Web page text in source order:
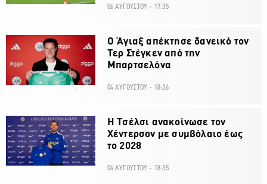
06 ΑΥΓΟΥΣΤΟΥ - 17:35
Ο Άγιαξ απέκτησε δανεικό τον
Τερ Στέγκεν από την
Μπαρτσελόνα
04 ΑΥΓΟΥΣΤΟΥ - 18:36
H Τσέλσι ανακοίνωσε τον
Χέντερσον με συμβόλαιο έως
το 2028
04 ΑΥΓΟΥΣΤΟΥ - 18:35